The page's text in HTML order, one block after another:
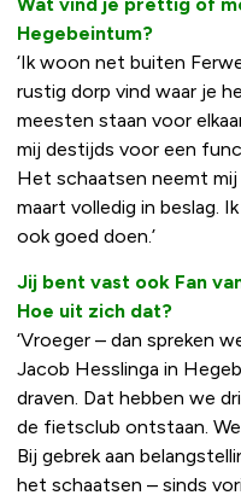
Hegebeintum?
‘Ik woon net buiten
rustig dorp vind waar je
meesten staan voor
mij destijds voor een
Het schaatsen neemt
maart volledig in beslag.
ook goed doen.’
Jij bent vast ook Fan
Hoe uit zich dat?
‘Vroeger – dan spreken
Jacob Hesslinga in
draven. Dat hebben we
de fietsclub ontstaan.
Bij gebrek aan
het schaatsen – sinds